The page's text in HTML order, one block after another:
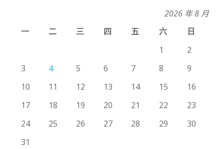
2026 年 8 月
一
二 三 四 五 六
日
1
2
3
4 5 6 7 8
9
10
11 12 13 14 15
16
17
18 19 20 21 22
23
24
25 26 27 28 29
30
31